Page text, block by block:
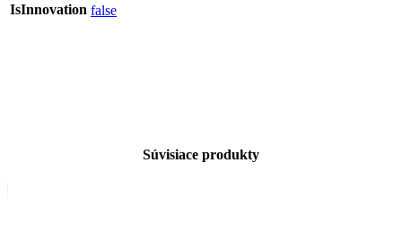
IsInnovation false
Súvisiace produkty